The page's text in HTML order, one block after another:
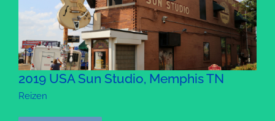
2019 USA Sun Studio, Memphis TN
Reizen